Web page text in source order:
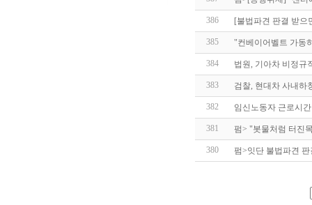
386 [불법파견 판결 받
385 "컨베이어벨트 가동
384 법원, 기아차 비정규
383 검찰, 현대차 사내
382 임신노동자 근로시
381 펌> "봇물처럼 터진
380 펌>잇단 불법파견